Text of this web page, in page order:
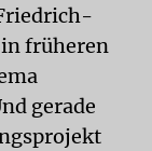
früheren
gerade